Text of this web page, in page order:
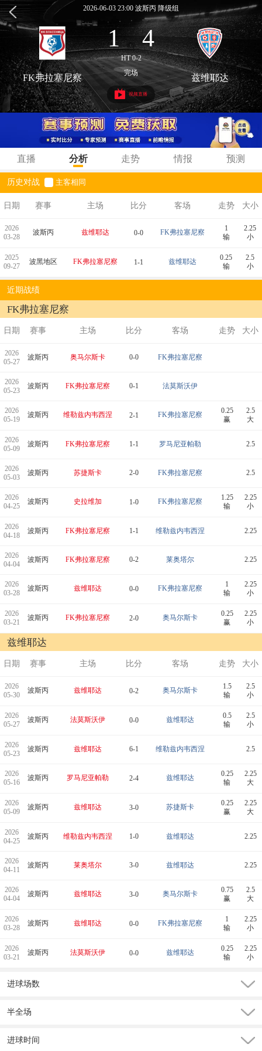
2026-06-03 23:00 波斯丙 降级组
1 : 4
HT 0-2
FK弗拉塞尼察 完场 兹维耶达
视频直播
直播 分析 走势 情报 预测
历史对战 主客相同
日期 赛事 主场 比分 客场 走势 大小
2026
03-28
波斯丙 兹维耶达 0-0 FK弗拉塞尼察
1
输
2.25
小
2025
09-27
波黑地区 FK弗拉塞尼察 1-1 兹维耶达
0.25
输
2.5
小
近期战绩
FK弗拉塞尼察
日期 赛事 主场 比分 客场 走势 大小
2026
05-27
波斯丙 奥马尔斯卡 0-0 FK弗拉塞尼察
2026
05-23
波斯丙 FK弗拉塞尼察 0-1 法莫斯沃伊
2026
05-19
波斯丙 维勒兹内韦西涅 2-1 FK弗拉塞尼察
0.25
赢
2.5
大
2026
05-09
波斯丙 FK弗拉塞尼察 1-1 罗马尼亚帕勒 2.5
2026
05-03
波斯丙 苏捷斯卡 2-0 FK弗拉塞尼察 2.5
2026
04-25
波斯丙 史拉维加 1-0 FK弗拉塞尼察
1.25
输
2.25
小
2026
04-18
波斯丙 FK弗拉塞尼察 1-1 维勒兹内韦西涅 2.25
2026
04-04
波斯丙 FK弗拉塞尼察 0-2 莱奥塔尔 2.25
2026
03-28
波斯丙 兹维耶达 0-0 FK弗拉塞尼察
1
输
2.25
小
2026
03-21
波斯丙 FK弗拉塞尼察 2-0 奥马尔斯卡
0.25
赢
2.25
小
兹维耶达
日期 赛事 主场 比分 客场 走势 大小
2026
05-30
波斯丙 兹维耶达 0-2 奥马尔斯卡
1.5
输
2.5
小
2026
05-27
波斯丙 法莫斯沃伊 0-0 兹维耶达
0.5
输
2.5
小
2026
05-23
波斯丙 兹维耶达 6-1 维勒兹内韦西涅 2.5
2026
05-16
波斯丙 罗马尼亚帕勒 2-4 兹维耶达
0.25
输
2.25
大
2026
05-09
波斯丙 兹维耶达 3-0 苏捷斯卡
0.25
赢
2.25
大
2026
04-25
波斯丙 维勒兹内韦西涅 1-0 兹维耶达 2.25
2026
04-11
波斯丙 莱奥塔尔 3-0 兹维耶达 2.25
2026
04-04
波斯丙 兹维耶达 3-0 奥马尔斯卡
0.75
赢
2.5
大
2026
03-28
波斯丙 兹维耶达 0-0 FK弗拉塞尼察
1
输
2.25
小
2026
03-21
波斯丙 法莫斯沃伊 0-0 兹维耶达
0.25
输
2.25
小
进球场数
半全场
进球时间